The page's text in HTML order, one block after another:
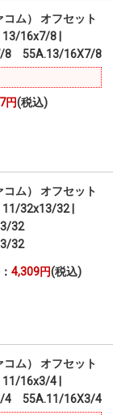
コム） オフセット
16x7/8 |
8 55A.13/16X7/8
円(税込)
コム） オフセット
11/32x13/32 |
32
32
4,309円(税込)
コム） オフセット
16x3/4 |
4 55A.11/16X3/4